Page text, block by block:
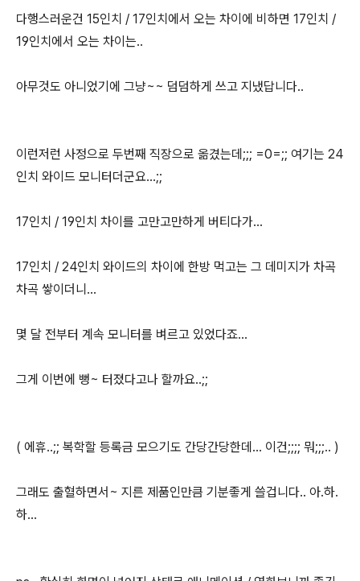
다행스러운건 15인치 / 17인치에서 오는 차이에 비하면 17인치 /
19인치에서 오는 차이는..
아무것도 아니었기에 그냥~~ 덤덤하게 쓰고 지냈답니다..
이런저런 사정으로 두번째 직장으로 옮겼는데;;; =0=;; 여기는 24
인치 와이드 모니터더군요...;;
17인치 / 19인치 차이를 고만고만하게 버티다가...
17인치 / 24인치 와이드의 차이에 한방 먹고는 그 데미지가 차곡
차곡 쌓이더니...
몇 달 전부터 계속 모니터를 벼르고 있었다죠...
그게 이번에 뻥~ 터졌다고나 할까요..;;
( 에휴..;; 복학할 등록금 모으기도 간당간당한데... 이건;;;; 뭐;;;.. )
그래도 출혈하면서~ 지른 제품인만큼 기분좋게 쓸겁니다.. 아.하.
하...